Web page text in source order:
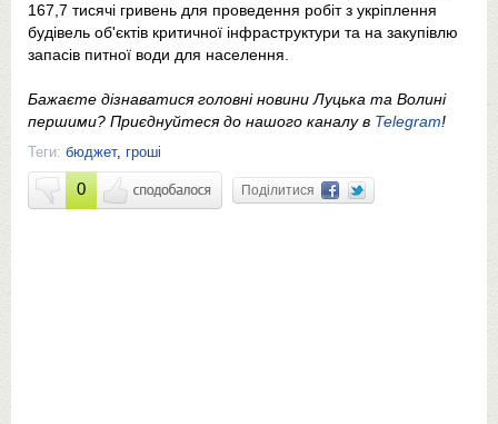
167,7 тисячі гривень для проведення робіт з укріплення
будівель об'єктів критичної інфраструктури та на закупівлю
запасів питної води для населення.
Бажаєте дізнаватися головні новини Луцька та Волині
першими? Приєднуйтеся до нашого каналу в Telegram!
Теги: бюджет, гроші
0 Поділитися